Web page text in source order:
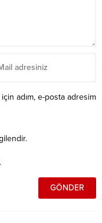
adım, e-posta adresim